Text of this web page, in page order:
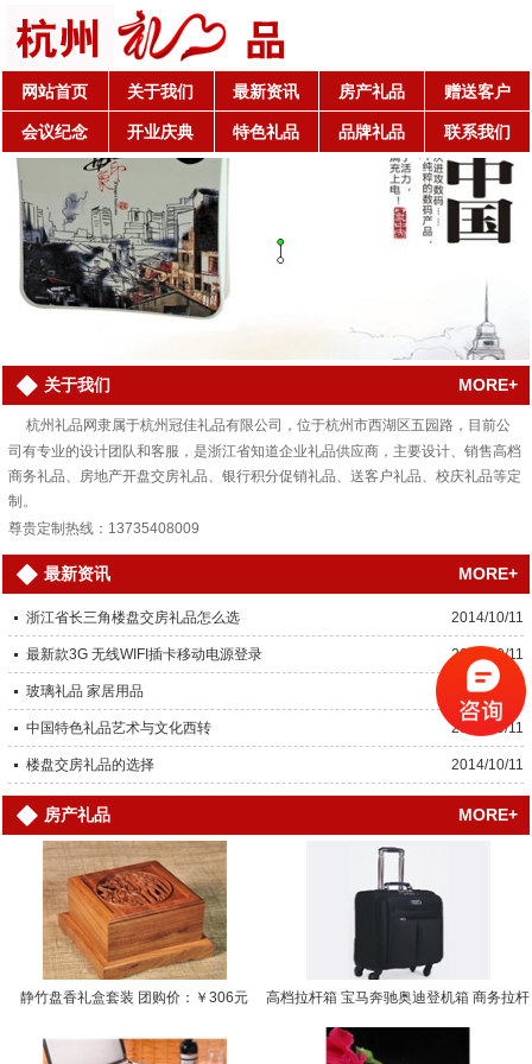
网站首页 关于我们 最新资讯 房产礼品 赠送客户
会议纪念 开业庆典 特色礼品 品牌礼品 联系我们
关于我们 MORE+
杭州礼品网隶属于杭州冠佳礼品有限公司，位于杭州市西湖区五园路，目前公
司有专业的设计团队和客服，是浙江省知道企业礼品供应商，主要设计、销售高档
商务礼品、房地产开盘交房礼品、银行积分促销礼品、送客户礼品、校庆礼品等定
制。
尊贵定制热线：13735408009
最新资讯 MORE+
浙江省长三角楼盘交房礼品怎么选 2014/10/11
最新款3G 无线WIFI插卡移动电源登录 2014/10/11
玻璃礼品 家居用品 2014/10/11
中国特色礼品艺术与文化西转 2014/10/11
楼盘交房礼品的选择 2014/10/11
房产礼品 MORE+
静竹盘香礼盒套装 团购价：￥306元 高档拉杆箱 宝马奔驰奥迪登机箱 商务拉杆
箱… 团购价：￥0.0000元